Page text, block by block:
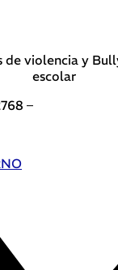
de violencia y
escolar
–